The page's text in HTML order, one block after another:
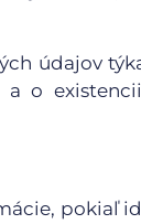
údajov
a o
pokiaľ